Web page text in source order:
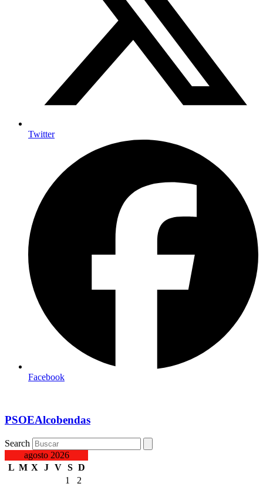
Twitter
Facebook
PSOEAlcobendas
Search
agosto 2026
L M X J V S D
1
2